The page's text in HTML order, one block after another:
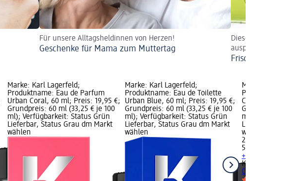
Für unsere Alltagsheldinnen von Herzen!
Geschenke für Mama zum Muttertag
Diese
ausprobieren!
Frische
Marke: Karl Lagerfeld;
Produktname: Eau de Parfum
Urban Coral, 60 ml; Preis: 19,95 €;
Grundpreis: 60 ml (33,25 € je 100
ml); Verfügbarkeit: Status Grün
Lieferbar, Status Grau dm Markt
wählen
Marke: Karl Lagerfeld;
Produktname: Eau de Toilette
Urban Blue, 60 ml; Preis: 19,95 €;
Grundpreis: 60 ml (33,25 € je 100
ml); Verfügbarkeit: Status Grün
Lieferbar, Status Grau dm Markt
wählen
Marke:
Classic, 50
ml);
Lieferbar,
wählen
21,90 €
50 ml
+ 1 weitere
Karl
Classic, 50